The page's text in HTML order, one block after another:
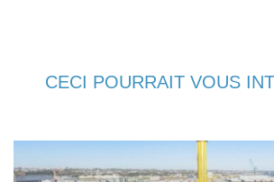
CECI POURRAIT VOUS